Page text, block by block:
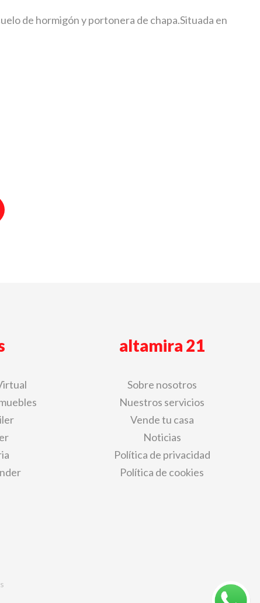
de hormigón y portonera de chapa.Situada en
altamira 21
Sobre nosotros
Nuestros servicios
Vende tu casa
Noticias
Política de privacidad
Política de cookies